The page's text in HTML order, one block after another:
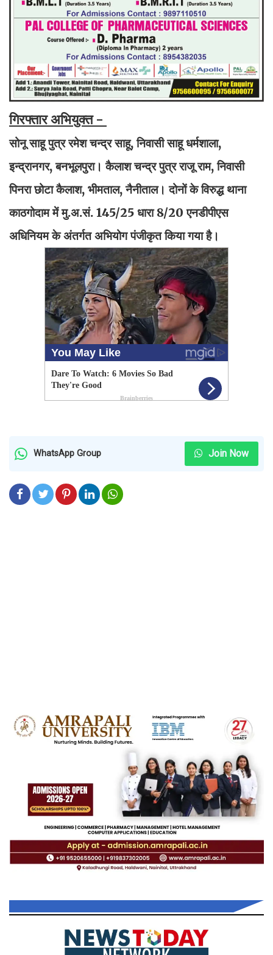
गिरफ्तार अभियुक्त -
सोनू साहू पुत्र रमेश चन्द्र साहू, निवासी साहू धर्मशाला,
इन्द्रानगर, बनभूलपुरा। कैलाश चन्द्र पुत्र राजू राम, निवासी
पिनरा छोटा कैलाश, भीमताल, नैनीताल। दोनों के विरुद्ध थाना
काठगोदाम में मु.अ.सं. 145/25 धारा 8/20 एनडीपीएस
अधिनियम के अंतर्गत अभियोग पंजीकृत किया गया है।
WhatsApp Group Join Now